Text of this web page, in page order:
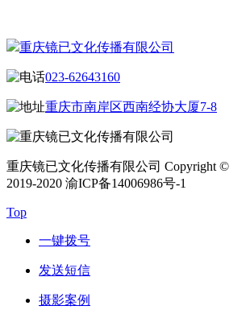
重庆镜已文化传播有限公司
023-62643160
重庆市南岸区西南经协大厦7-8
重庆镜已文化传播有限公司 Copyright ©
2019-2020 渝ICP备14006986号-1
Top
一键拨号
发送短信
摄影案例